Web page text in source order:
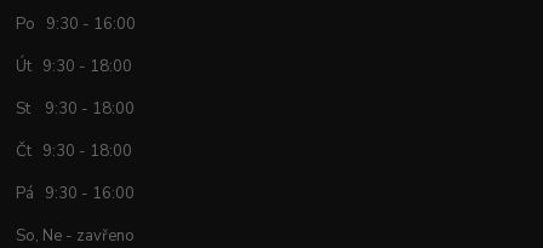
Po 9:30 - 16:00
Út 9:30 - 18:00
St 9:30 - 18:00
Čt 9:30 - 18:00
Pá 9:30 - 16:00
So, Ne - zavřeno